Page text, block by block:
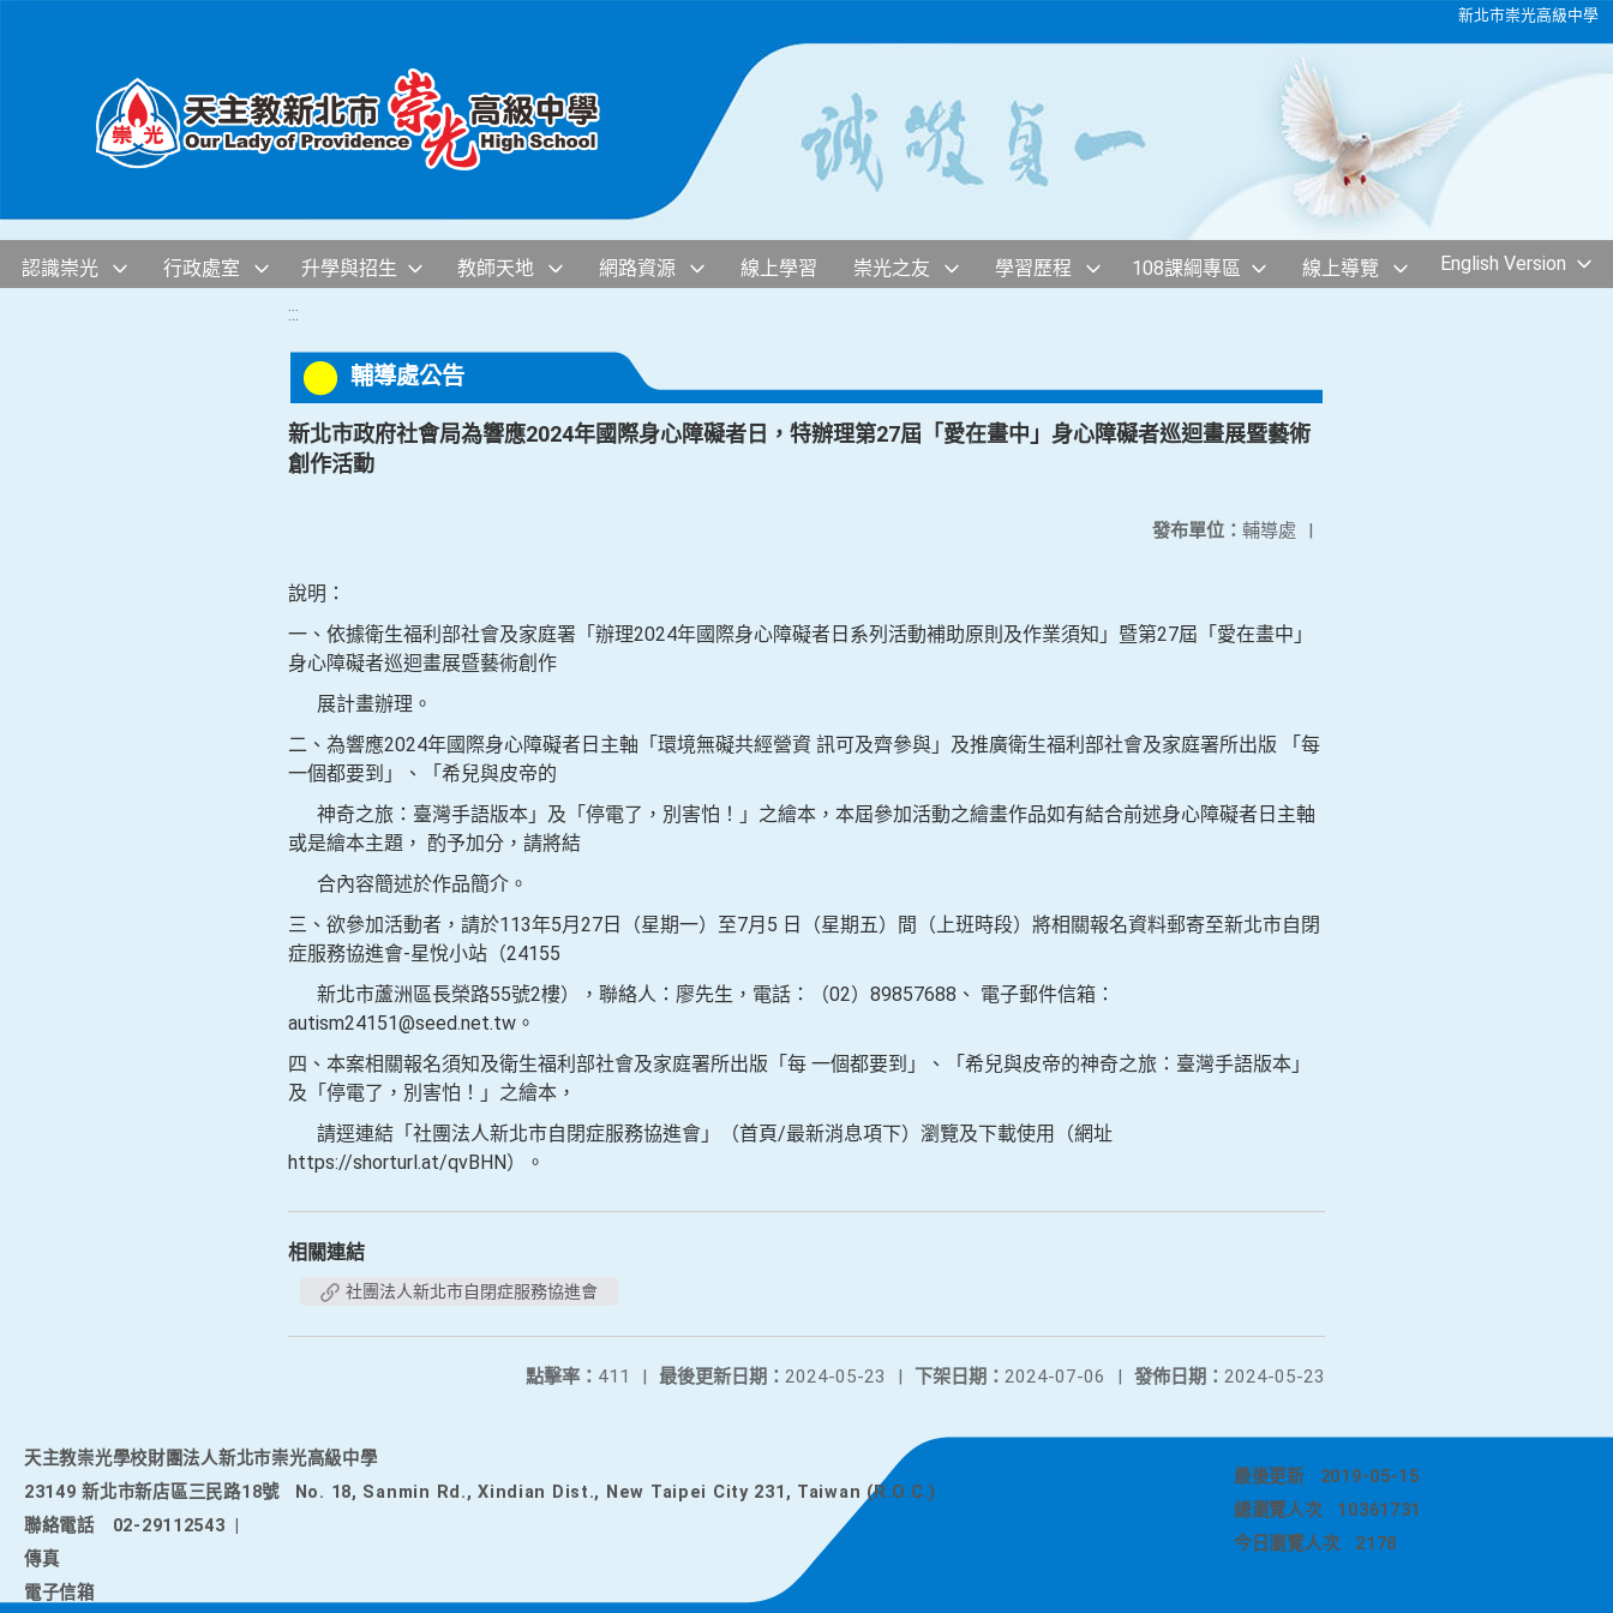
新北市崇光高級中學
認識崇光 行政處室 升學與招生 教師天地 網路資源 線上學習 崇光之友 學習歷程 108課綱專區 線上導覽 English Version
:::
輔導處公告
新北市政府社會局為響應2024年國際身心障礙者日，特辦理第27屆「愛在畫中」身心障礙者巡迴畫展暨藝術
創作活動
發布單位： 輔導處 |
說明：
一、依據衛生福利部社會及家庭署「辦理2024年國際身心障礙者日系列活動補助原則及作業須知」暨第27屆「愛在畫中」
身心障礙者巡迴畫展暨藝術創作
展計畫辦理。
二、為響應2024年國際身心障礙者日主軸「環境無礙共經營資 訊可及齊參與」及推廣衛生福利部社會及家庭署所出版 「每
一個都要到」、「希兒與皮帝的
神奇之旅：臺灣手語版本」及「停電了，別害怕！」之繪本，本屆參加活動之繪畫作品如有結合前述身心障礙者日主軸
或是繪本主題， 酌予加分，請將結
合內容簡述於作品簡介。
三、欲參加活動者，請於113年5月27日（星期一）至7月5 日（星期五）間（上班時段）將相關報名資料郵寄至新北市自閉
症服務協進會-星悅小站（24155
新北市蘆洲區長榮路55號2樓），聯絡人：廖先生，電話：（02）89857688、 電子郵件信箱：
autism24151@seed.net.tw。
四、本案相關報名須知及衛生福利部社會及家庭署所出版「每 一個都要到」、「希兒與皮帝的神奇之旅：臺灣手語版本」
及「停電了，別害怕！」之繪本，
請逕連結「社團法人新北市自閉症服務協進會」（首頁/最新消息項下）瀏覽及下載使用（網址
https://shorturl.at/qvBHN）。
相關連結
社團法人新北市自閉症服務協進會
發佈日期： 2024-05-23
下架日期： 2024-07-06 |
最後更新日期： 2024-05-23 |
點擊率： 411 |
天主教崇光學校財團法人新北市崇光高級中學
23149 新北市新店區三民路18號
No. 18, Sanmin Rd., Xindian Dist., New Taipei City 231, Taiwan (R.O.C.)
聯絡電話
02-29112543
傳真
電子信箱
最後更新
2019-05-15
總瀏覽人次
10361731
今日瀏覽人次
2178